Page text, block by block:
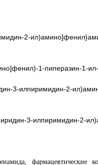
2-
1-пиперазин-1-
3-илпиримидин-2-
3-илпиримидин-2-